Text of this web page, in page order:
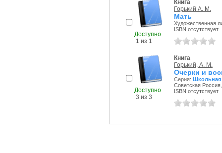
Доступно
1 из 1
Книга
Горький А. М.
Мать
Художественная
ISBN отсутствует
Доступно
3 из 3
Книга
Горький, А. М.
Очерки и
Серия: Школьная
Советская Россия,
ISBN отсутствует